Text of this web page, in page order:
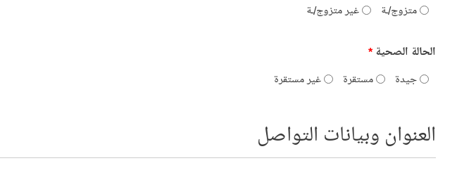
متزوج/ـة
غير متزوج/ـة
الحالة الصحية *
جيدة
مستقرة غير مستقرة
العنوان وبيانات التواصل